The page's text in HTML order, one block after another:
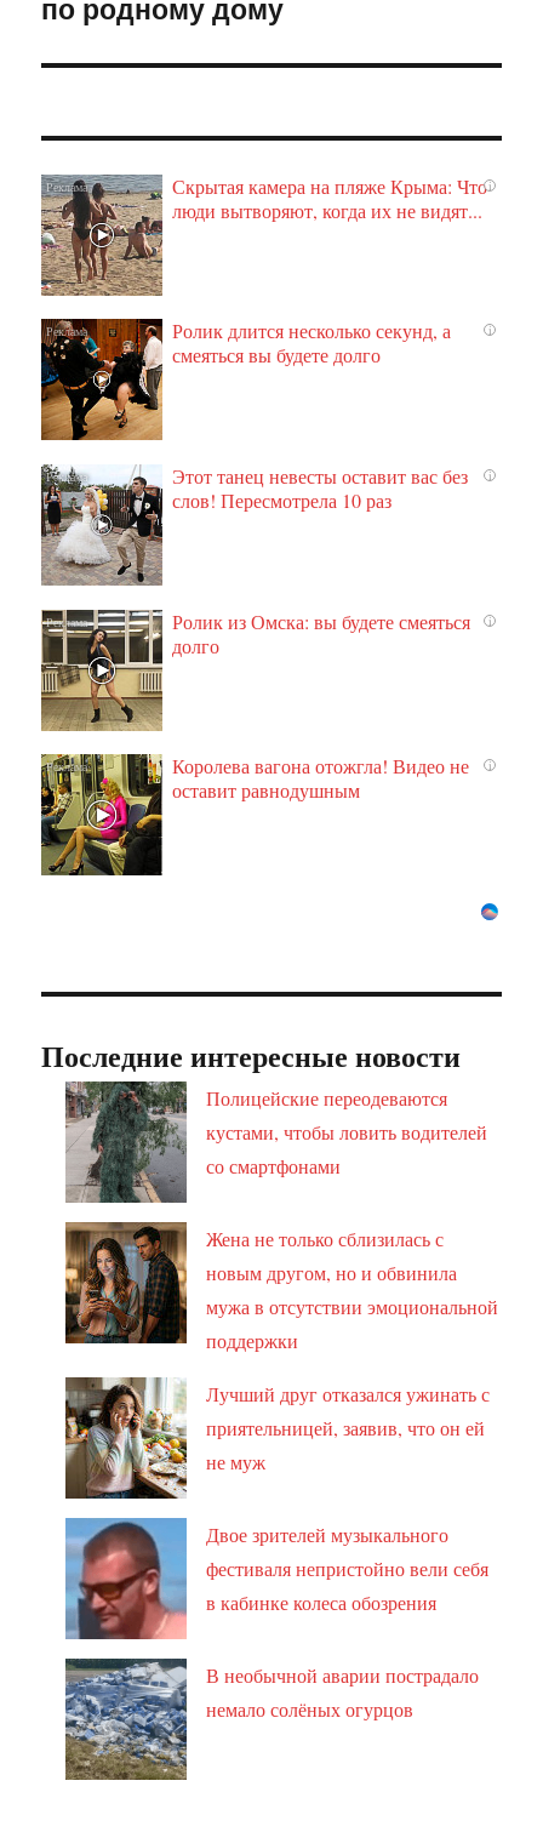
i
Скрытая камера на пляже Крыма: Что
люди вытворяют, когда их не видят...
i
Ролик длится несколько секунд, а
смеяться вы будете долго
i
Этот танец невесты оставит вас без
слов! Пересмотрела 10 раз
i
Ролик из Омска: вы будете смеяться
долго
i
Королева вагона отожгла! Видео не
оставит равнодушным
Последние интересные новости
Полицейские переодеваются
кустами, чтобы ловить водителей
со смартфонами
Жена не только сблизилась с
новым другом, но и обвинила
мужа в отсутствии эмоциональной
поддержки
Лучший друг отказался ужинать с
приятельницей, заявив, что он ей
не муж
Двое зрителей музыкального
фестиваля непристойно вели себя
в кабинке колеса обозрения
В необычной аварии пострадало
немало солёных огурцов